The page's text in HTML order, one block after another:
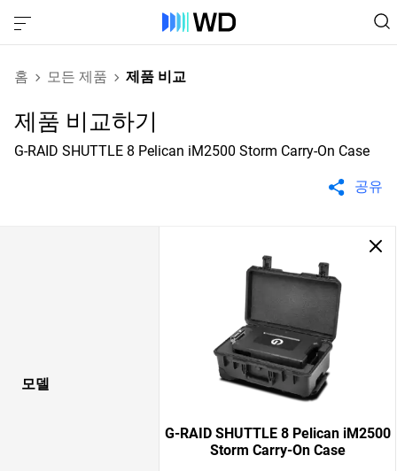
홈 모든 제품 제품 비교
제품 비교하기
G-RAID SHUTTLE 8 Pelican iM2500 Storm Carry-On Case
공유
모델
G-RAID SHUTTLE 8 Pelican iM2500
Storm Carry-On Case